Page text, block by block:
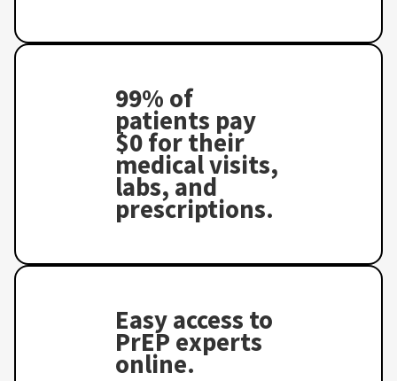
99% of
patients pay
$0 for their
medical visits,
labs, and
prescriptions.
Easy access to
PrEP experts
online.